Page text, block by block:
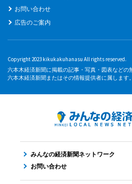
お問い合わせ
広告のご案内
Copyright 2023 kikukakuhanasu All rights reserved.
六本木経済新聞に掲載の記事・写真・図表などの
六本木経済新聞またはその情報提供者に属します。
みんなの経済新聞ネットワーク
お問い合わせ